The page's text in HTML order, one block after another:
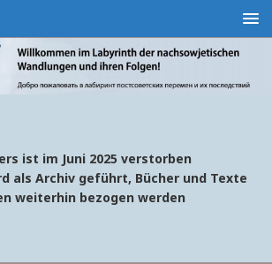
ist im Juni 2025 verstorben
als Archiv geführt, Bücher und Texte
weiterhin bezogen werden